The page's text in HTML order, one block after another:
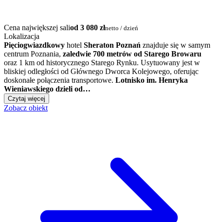
Cena największej saliod 3 080 złnetto / dzień
Lokalizacja
Pięciogwiazdkowy hotel Sheraton Poznań znajduje się w samym
centrum Poznania, zaledwie 700 metrów od Starego Browaru
oraz 1 km od historycznego Starego Rynku. Usytuowany jest w
bliskiej odległości od Głównego Dworca Kolejowego, oferując
doskonałe połączenia transportowe. Lotnisko im. Henryka
Wieniawskiego dzieli od…
Czytaj więcej
Zobacz obiekt